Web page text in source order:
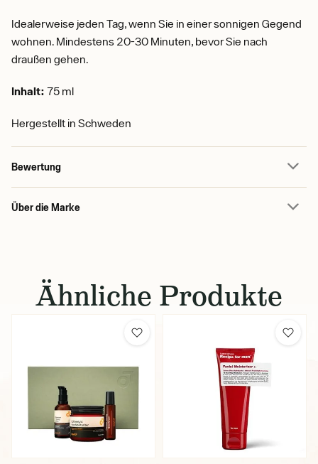
Idealerweise jeden Tag, wenn Sie in einer sonnigen Gegend
wohnen. Mindestens 20-30 Minuten, bevor Sie nach
draußen gehen.
Inhalt: 75 ml
Hergestellt in Schweden
Bewertung
Über die Marke
Ähnliche Produkte